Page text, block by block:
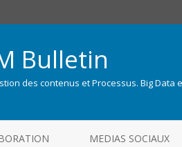
Bulletin
des contenus et Processus. Big Data
to MEDIAS SOCIAUX